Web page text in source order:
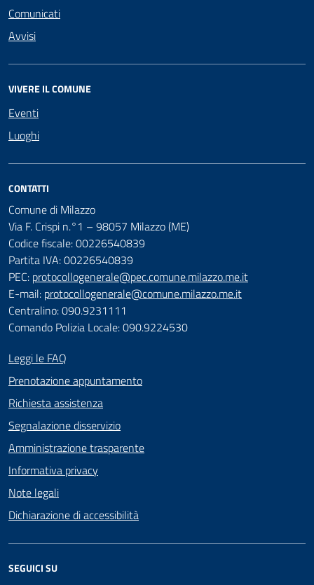
Comunicati
Avvisi
VIVERE IL COMUNE
Eventi
Luoghi
CONTATTI
Comune di Milazzo
Via F. Crispi n.°1 – 98057 Milazzo (ME)
Codice fiscale: 00226540839
Partita IVA: 00226540839
PEC: protocollogenerale@pec.comune.milazzo.me.it
E-mail: protocollogenerale@comune.milazzo.me.it
Centralino: 090.9231111
Comando Polizia Locale: 090.9224530
Leggi le FAQ
Prenotazione appuntamento
Richiesta assistenza
Segnalazione disservizio
Amministrazione trasparente
Informativa privacy
Note legali
Dichiarazione di accessibilità
SEGUICI SU